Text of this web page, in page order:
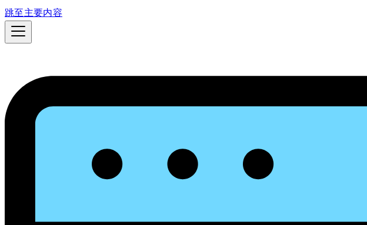
跳至主要内容